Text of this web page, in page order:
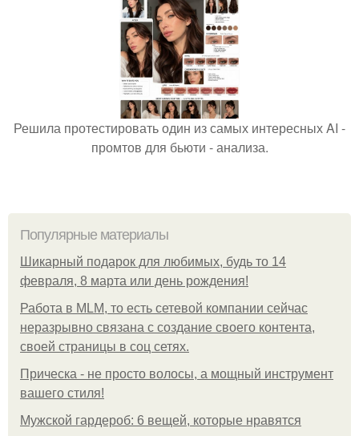
Решила протестировать один из самых интересных AI -
промтов для бьюти - анализа.
Популярные материалы
Шикарный подарок для любимых, будь то 14
февраля, 8 марта или день рождения!
Работа в MLM, то есть сетевой компании сейчас
неразрывно связана с создание своего контента,
своей страницы в соц сетях.
Прическа - не просто волосы, а мощный инструмент
вашего стиля!
Мужской гардероб: 6 вещей, которые нравятся